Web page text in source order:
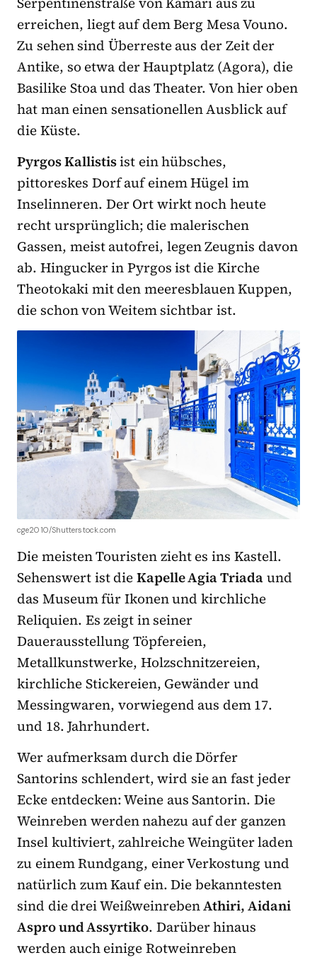
erreichen, liegt auf dem Berg Mesa Vouno.
Zu sehen sind Überreste aus der Zeit der
Antike, so etwa der Hauptplatz (Agora), die
Basilike Stoa und das Theater. Von hier oben
hat man einen sensationellen Ausblick auf
die Küste.
Pyrgos Kallistisist ein hübsches,
pittoreskes Dorf auf einem Hügel im
Inselinneren. Der Ort wirkt noch heute
recht ursprünglich; die malerischen
Gassen, meist autofrei, legen Zeugnis davon
ab. Hingucker in Pyrgos ist die Kirche
Theotokaki mit den meeresblauen Kuppen,
die schon von Weitem sichtbar ist.
cge2010/Shutterstock.com
Die meisten Touristen zieht es ins Kastell.
Sehenswert ist dieKapelle Agia Triadaund
das Museum für Ikonen und kirchliche
Reliquien. Es zeigt in seiner
Dauerausstellung Töpfereien,
Metallkunstwerke, Holzschnitzereien,
kirchliche Stickereien, Gewänder und
Messingwaren, vorwiegend aus dem 17.
und 18. Jahrhundert.
Wer aufmerksam durch die Dörfer
Santorins schlendert, wird sie an fast jeder
Ecke entdecken: Weine aus Santorin. Die
Weinreben werden nahezu auf der ganzen
Insel kultiviert, zahlreiche Weingüter laden
zu einem Rundgang, einer Verkostung und
natürlich zum Kauf ein. Die bekanntesten
sind die drei WeißweinrebenAthiri, Aidani
Aspro und Assyrtiko. Darüber hinaus
werden auch einige Rotweinreben